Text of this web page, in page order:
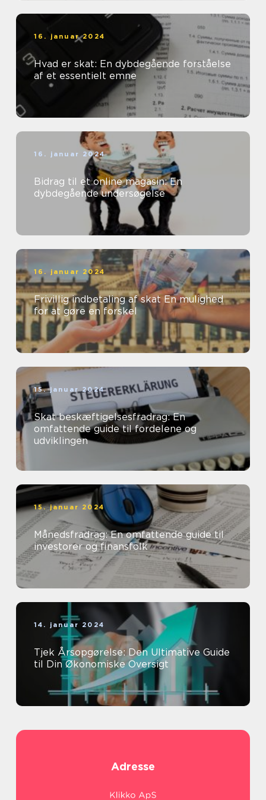
16. januar 2024
Hvad er skat: En dybdegående forståelse
af et essentielt emne
16. januar 2024
Bidrag til et online magasin: En
dybdegående undersøgelse
16. januar 2024
Frivillig indbetaling af skat En mulighed
for at gøre en forskel
15. januar 2024
Skat beskæftigelsesfradrag: En
omfattende guide til fordelene og
udviklingen
15. januar 2024
Månedsfradrag: En omfattende guide til
investorer og finansfolk
14. januar 2024
Tjek Årsopgørelse: Den Ultimative Guide
til Din Økonomiske Oversigt
Adresse